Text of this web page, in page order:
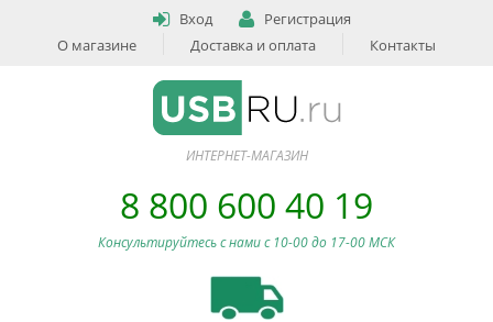
Вход
Регистрация
О магазине
Доставка и оплата Контакты
ИНТЕРНЕТ-МАГАЗИН
8 800 600 40 19
Консультируйтесь с нами c 10-00 до 17-00 МСК